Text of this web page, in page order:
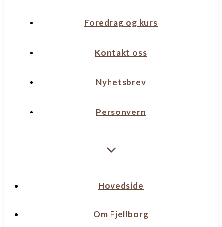
Foredrag og kurs
Kontakt oss
Nyhetsbrev
Personvern
Hovedside
Om Fjellborg